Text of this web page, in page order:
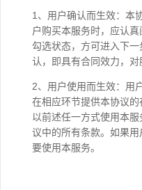
1、用户确认而生效：本
户购买本服务时，应认
勾选状态，方可进入下
认，即具有合同效力，对
2、用户使用而生效：用
在相应环节提供本协议
以前述任一方式使用本
议中的所有条款。如果
要使用本服务。